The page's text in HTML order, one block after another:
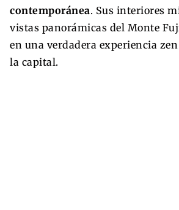
contemporánea. Sus interiores
vistas panorámicas del Monte
en una verdadera experiencia
la capital.